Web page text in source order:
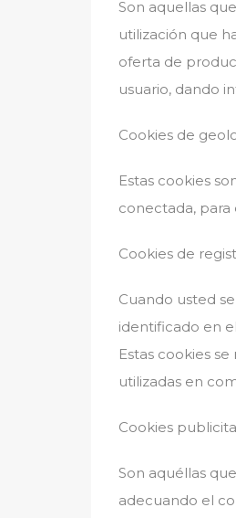
Son aquellas
utilización que
oferta de
usuario, dando
Cookies de
Estas cookies
conectada,
Cookies de
Cuando usted
identificado en
Estas cookies
utilizadas en
Cookies
Son aquéllas
adecuando el